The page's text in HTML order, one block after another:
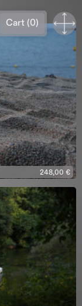
Cart(0)
248,00 €